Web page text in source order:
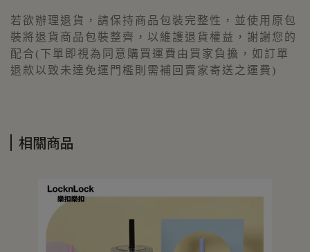
若欲辦理退貨，請保持商品包裝完整性，並使用原包
裝將退貨商品包裝整齊，以維護退貨權益，謝謝您的
配合(下單即視為同意購買運費由買家負擔，如訂單
退款以致未達免運門檻則需補回賣家寄送之運費)
相關商品